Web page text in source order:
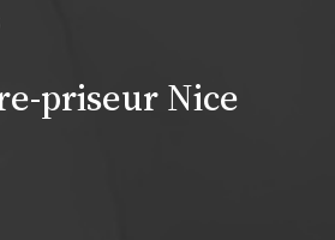
priseur Nice